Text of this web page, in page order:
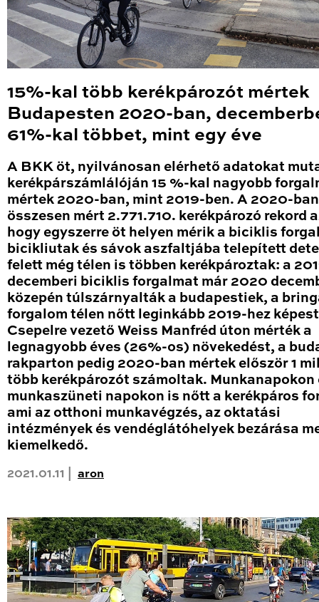
15%-kal több kerékpározót mértek
Budapesten 2020-ban,
61%-kal többet, mint egy éve
A BKK öt, nyilvánosan elérhető adatokat
kerékpárszámlálóján 15 %-kal nagyobb
mértek 2020-ban, mint 2019-ben. A 2020-ban
összesen mért 2.771.710. kerékpározó rekord
hogy egyszerre öt helyen mérik a biciklis
bicikliutak és sávok aszfaltjába telepített
felett még télen is többen kerékpároztak: a
decemberi biciklis forgalmat már 2020
közepén túlszárnyalták a budapestiek, a
forgalom télen nőtt leginkább 2019-hez
Csepelre vezető Weiss Manfréd úton mérték a
legnagyobb éves (26%-os) növekedést, a
rakparton pedig 2020-ban mértek először 1
több kerékpározót számoltak. Munkanapokon
munkaszüneti napokon is nőtt a kerékpáros
ami az otthoni munkavégzés, az oktatási
intézmények és vendéglátóhelyek bezárása
kiemelkedő.
2021.01.11 | aron